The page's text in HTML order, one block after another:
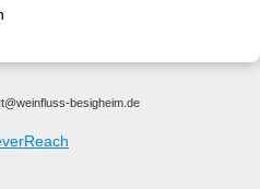
besigheim.de